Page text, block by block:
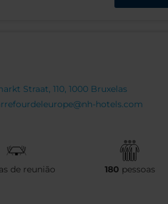
Straat, 110, 1000 Bruxelas
hotels.com
de reunião 180 pessoas